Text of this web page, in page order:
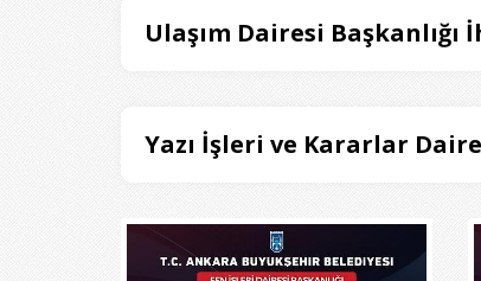
Ulaşım Dairesi Başkanlığı
Yazı İşleri ve Kararlar